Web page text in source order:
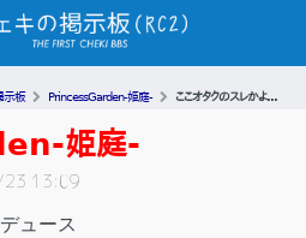
示板 PrincessGarden-姫庭- ここオタクのスレかよ...
姫庭-
13:09
ュース